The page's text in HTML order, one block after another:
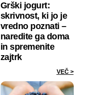
Grški jogurt:
skrivnost, ki jo je
vredno poznati –
naredite ga doma
in spremenite
zajtrk
VEČ >